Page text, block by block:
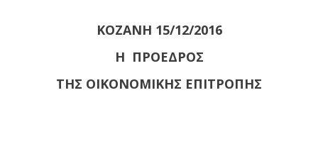
ΚΟΖΑΝΗ 15/12/2016
H ΠΡΟΕΔΡΟΣ
ΤΗΣ ΟΙΚΟΝΟΜΙΚΗΣ ΕΠΙΤΡΟΠΗΣ